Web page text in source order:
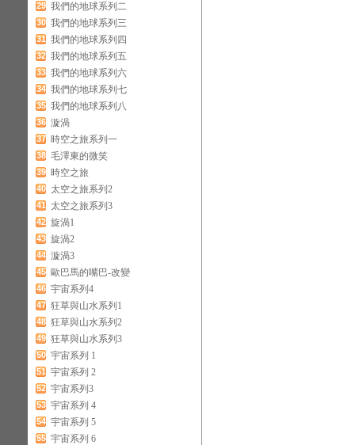
29 我們的地球系列二
30 我們的地球系列三
31 我們的地球系列四
32 我們的地球系列五
33 我們的地球系列六
34 我們的地球系列七
35 我們的地球系列八
36 漩渦
37 時空之旅系列一
38 毛澤東的微笑
39 時空之旅
40 太空之旅系列2
41 太空之旅系列3
42 旋渦1
43 旋渦2
44 漩渦3
45 歐巴馬的嘴巴-改變
46 宇宙系列4
47 狂草與山水系列1
48 狂草與山水系列2
49 狂草與山水系列3
50 宇宙系列 1
51 宇宙系列 2
52 宇宙系列3
53 宇宙系列 4
54 宇宙系列 5
55 宇宙系列 6